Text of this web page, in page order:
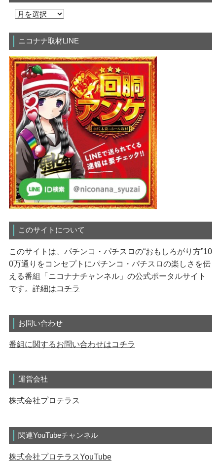
ニコナナ取材LINE
このサイトについて
このサイトは、パチンコ・パチスロの“おもしろがり方”10
0万通りをコンセプトにパチンコ・パチスロの楽しさを伝
える番組「ニコナナチャンネル」の公式ポータルサイト
です。 詳細はコチラ
お問い合わせ
番組に関するお問い合わせはコチラ
運営会社
株式会社プロテラス
関連YouTubeチャンネル
株式会社プロテラスYouTube